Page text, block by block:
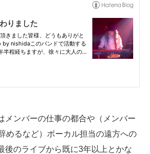
メンバーの仕事の都合や（メンバー
めるなど）ボーカル担当の遠方への
後のライブから既に3年以上とかな